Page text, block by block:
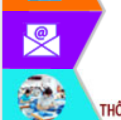
Lễ truy điệu và an táng hài cốt liệt sĩ
tại Nghĩa trang Liệt sĩ xã Sơn Hòa
Bàn giải pháp tháo gỡ khó khăn trong
xuất khẩu sầu riêng và triển khai quy
Thứ trưởng Bộ Nông nghiệp và Môi
trường Nguyễn Hoàng Hiệp khảo sát
vùng trồng và doanh nghiệp đóng
sầu riêng tại Đắk Lắk